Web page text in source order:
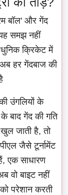
बॉल' और गेंद
समझ नहीं
क्रिकेट में
अब हर गेंदबाज की
उंगलियों के
बाद गेंद की गति
जाती है, तो
जैसे टूर्नामेंट
एक साधारण
वो बाइट नहीं
परेशान करती